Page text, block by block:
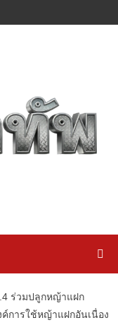
ร่วมปลูกหญ้าแฝก
การใช้หญ้าแฝกอันเนื่อง